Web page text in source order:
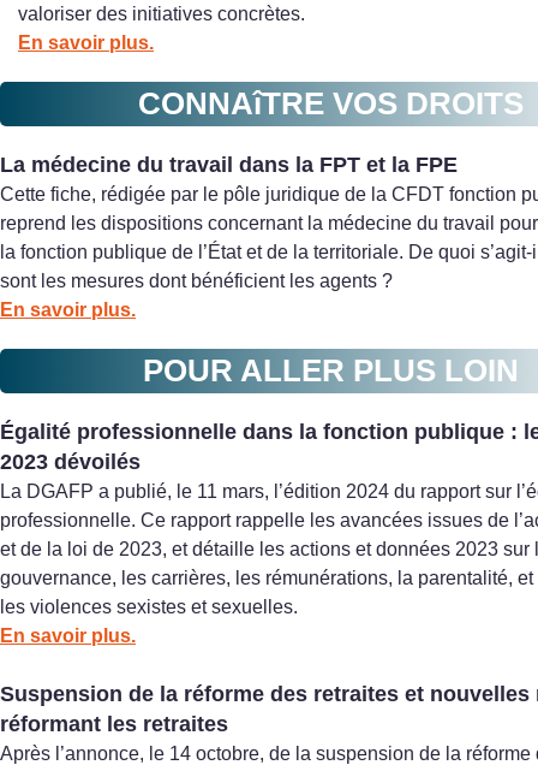
valoriser des initiatives concrètes.
En savoir plus.
CONNAîTRE VOS DROITS
La médecine du travail dans la FPT et la FPE
Cette fiche, rédigée par le pôle juridique de la CFDT fonction
reprend les dispositions concernant la médecine du travail
la fonction publique de l’État et de la territoriale. De quoi
sont les mesures dont bénéficient les agents ?
En savoir plus.
POUR ALLER PLUS LOIN
Égalité professionnelle dans la fonction publique :
2023 dévoilés
La DGAFP a publié, le 11 mars, l’édition 2024 du rapport sur
professionnelle. Ce rapport rappelle les avancées issues de
et de la loi de 2023, et détaille les actions et données 2023 sur
gouvernance, les carrières, les rémunérations, la parentalité,
les violences sexistes et sexuelles.
En savoir plus.
Suspension de la réforme des retraites et nouvelles
réformant les retraites
Après l’annonce, le 14 octobre, de la suspension de la réforme